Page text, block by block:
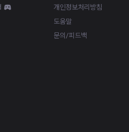
개인정보처리방침
도움말
문의/피드백